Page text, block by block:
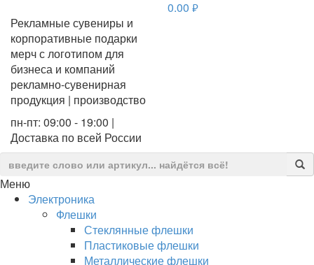
Рекламные сувениры и
корпоративные подарки
мерч с логотипом для
бизнеса и компаний
рекламно-сувенирная
продукция | производство
пн-пт: 09:00 - 19:00 |
Доставка по всей России
0.00 руб.
Меню
Электроника
Флешки
Стеклянные флешки
Пластиковые флешки
Металлические флешки